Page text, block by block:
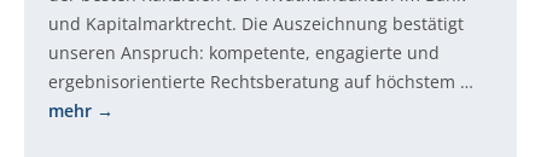
und Kapitalmarktrecht. Die Auszeichnung bestätigt
unseren Anspruch: kompetente, engagierte und
ergebnisorientierte Rechtsberatung auf höchstem …
mehr